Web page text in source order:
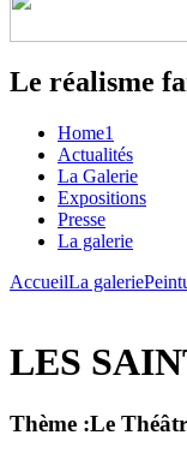
Le réalisme
Home1
Actualités
La Galerie
Expositions
Presse
La galerie
AccueilLa galerie
LES
Thème :Le